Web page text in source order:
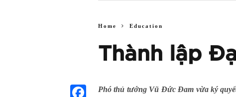
Home Education
Thành lập
Phó thủ tướng Vũ Đức Đam vừa ký